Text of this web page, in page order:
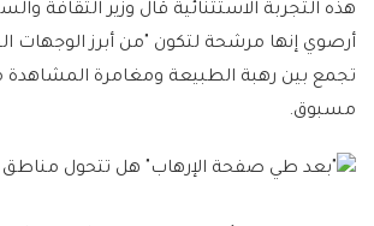
هذه التجربة الاستثنائية قال وزير الثقافة
أرصوي إنها مرشحة لتكون "من أبرز الوجهات
تجمع بين رهبة الطبيعة ومغامرة
مسبوق.